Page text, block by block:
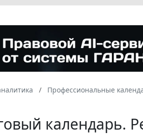
Профессиональные
календарь.